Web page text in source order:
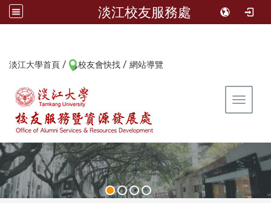
淡江校友服務處
淡江大學首頁 / 校友會快找 / 網站導覽
Toggle